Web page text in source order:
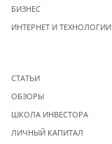
БИЗНЕС
ИНТЕРНЕТ И ТЕХНОЛОГИИ
СТАТЬИ
ОБЗОРЫ
ШКОЛА ИНВЕСТОРА
ЛИЧНЫЙ КАПИТАЛ